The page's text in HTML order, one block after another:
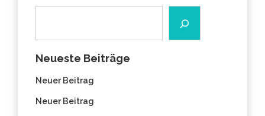
Neueste Beiträge
Neuer Beitrag
Neuer Beitrag